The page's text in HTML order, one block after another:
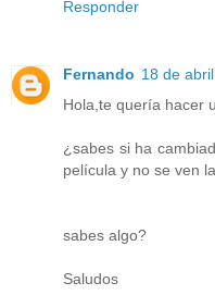
Responder
Fernando 18 de
Hola,te quería hacer
¿sabes si ha
película y no se ven
sabes algo?
Saludos